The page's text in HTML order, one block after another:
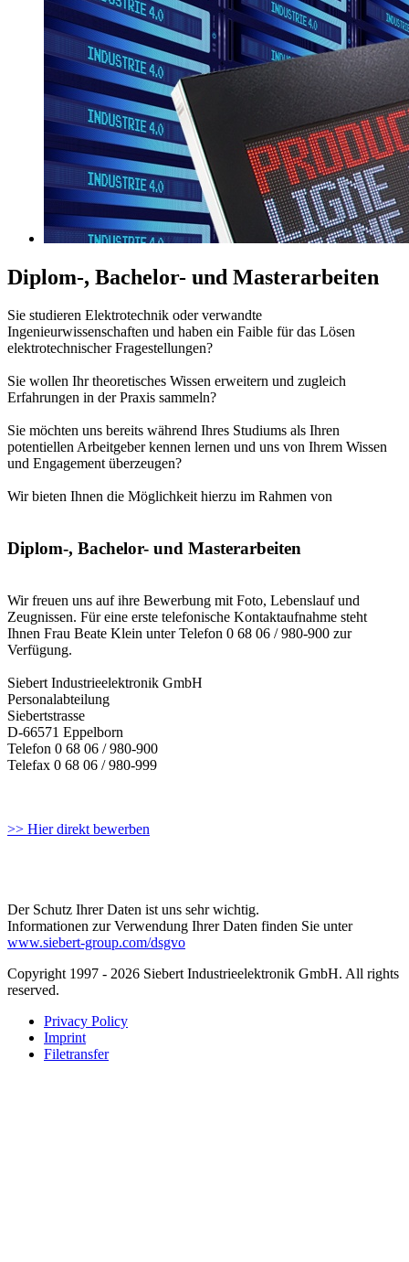
Diplom-, Bachelor- und Masterarbeiten
Sie studieren Elektrotechnik oder verwandte
Ingenieurwissenschaften und haben ein Faible für das Lösen
elektrotechnischer Fragestellungen?
Sie wollen Ihr theoretisches Wissen erweitern und zugleich
Erfahrungen in der Praxis sammeln?
Sie möchten uns bereits während Ihres Studiums als Ihren
potentiellen Arbeitgeber kennen lernen und uns von Ihrem Wissen
und Engagement überzeugen?
Wir bieten Ihnen die Möglichkeit hierzu im Rahmen von
Diplom-, Bachelor- und Masterarbeiten
Wir freuen uns auf ihre Bewerbung mit Foto, Lebenslauf und
Zeugnissen. Für eine erste telefonische Kontaktaufnahme steht
Ihnen Frau Beate Klein unter Telefon 0 68 06 / 980-900 zur
Verfügung.
Siebert Industrieelektronik GmbH
Personalabteilung
Siebertstrasse
D-66571 Eppelborn
Telefon 0 68 06 / 980-900
Telefax 0 68 06 / 980-999
>> Hier direkt bewerben
Der Schutz Ihrer Daten ist uns sehr wichtig.
Informationen zur Verwendung Ihrer Daten finden Sie unter
www.siebert-group.com/dsgvo
Copyright 1997 - 2026 Siebert Industrieelektronik GmbH. All rights
reserved.
Privacy Policy
Imprint
Filetransfer